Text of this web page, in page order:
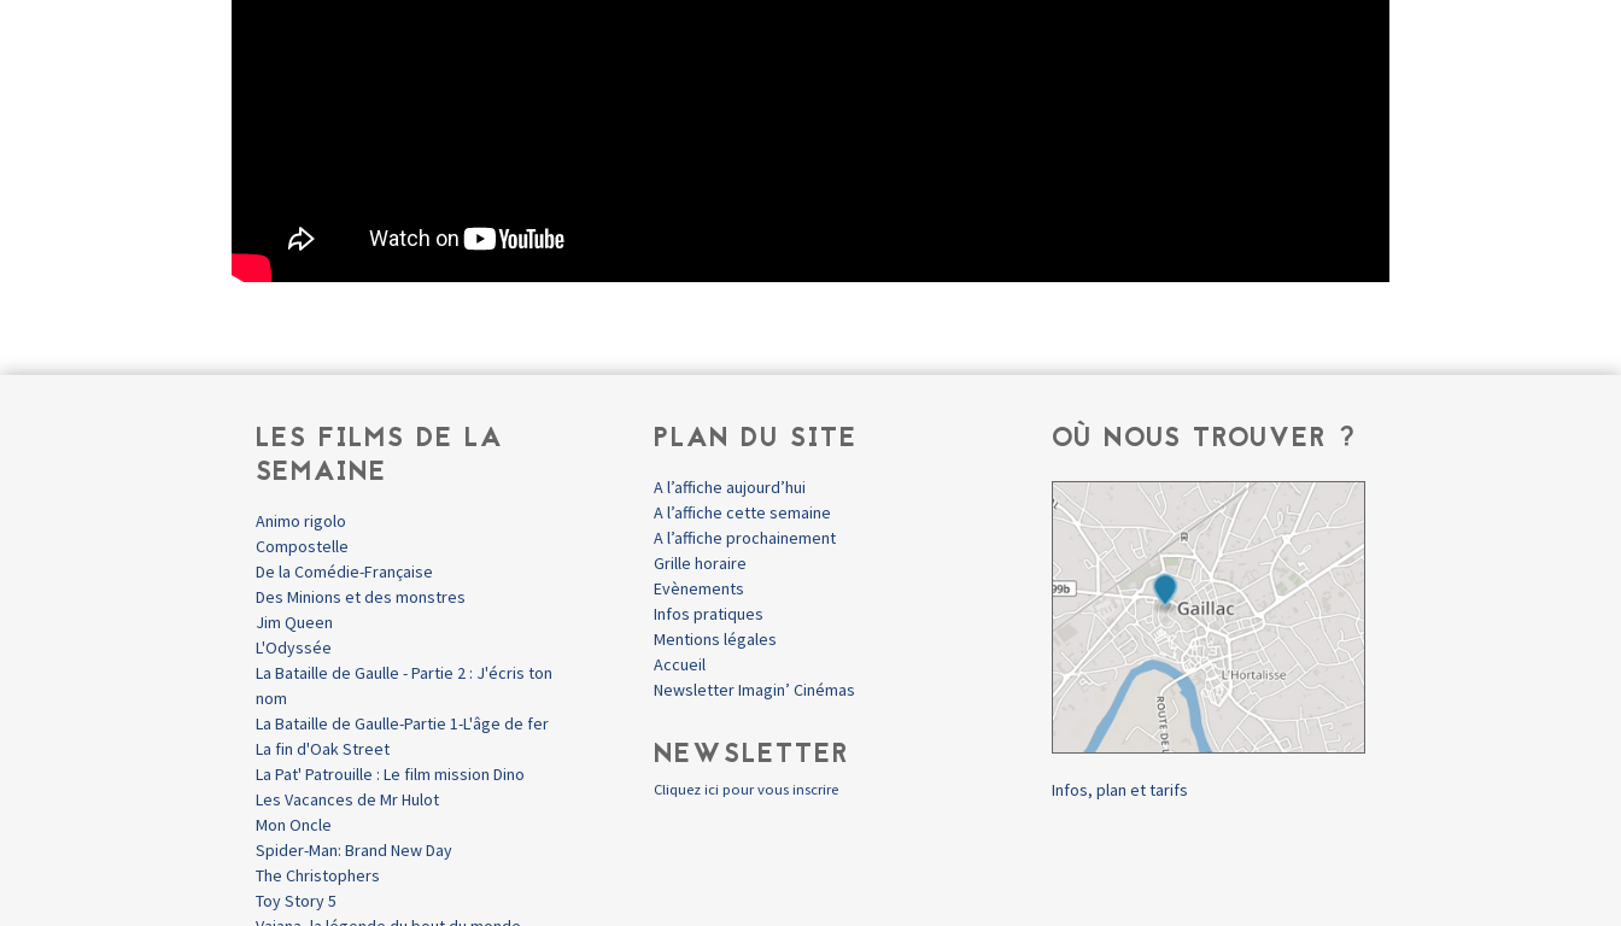
LES FILMS DE LA
SEMAINE
Animo rigolo
Compostelle
De la Comédie-Française
Des Minions et des monstres
Jim Queen
L'Odyssée
La Bataille de Gaulle - Partie 2 : J'écris ton
nom
La Bataille de Gaulle-Partie 1-L'âge de fer
La fin d'Oak Street
La Pat' Patrouille : Le film mission Dino
Les Vacances de Mr Hulot
Mon Oncle
Spider-Man: Brand New Day
The Christophers
Toy Story 5
PLAN DU SITE
A l’affiche aujourd’hui
A l’affiche cette semaine
A l’affiche prochainement
Grille horaire
Evènements
Infos pratiques
Mentions légales
Accueil
Newsletter Imagin’ Cinémas
NEWSLETTER
Cliquez ici pour vous inscrire
OÙ NOUS TROUVER ?
Infos, plan et tarifs